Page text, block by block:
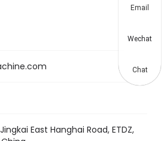
East Hanghai Road, ETDZ,
Email
Wechat
Chat